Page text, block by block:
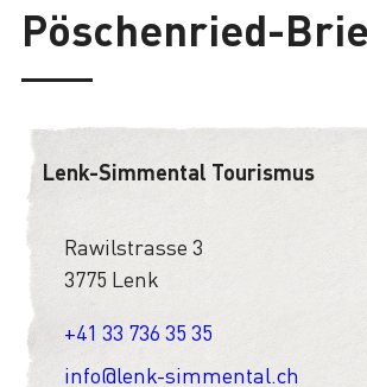
Pöschenried-
Lenk-Simmental Tourismus
Rawilstrasse 3
3775 Lenk
+41 33 736 35 35
info@lenk-simmental.ch